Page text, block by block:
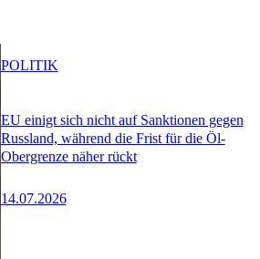
EU einigt sich nicht auf Sanktionen gegen
Russland, während die Frist für die Öl-
Obergrenze näher rückt
14.07.2026
POLITIK